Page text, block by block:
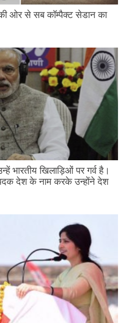
की ओर से सब कॉम्पैक्ट सेडान का
भारतीय खिलाड़िओं पर गर्व है।
पदक देश के नाम करके उन्होंने देश